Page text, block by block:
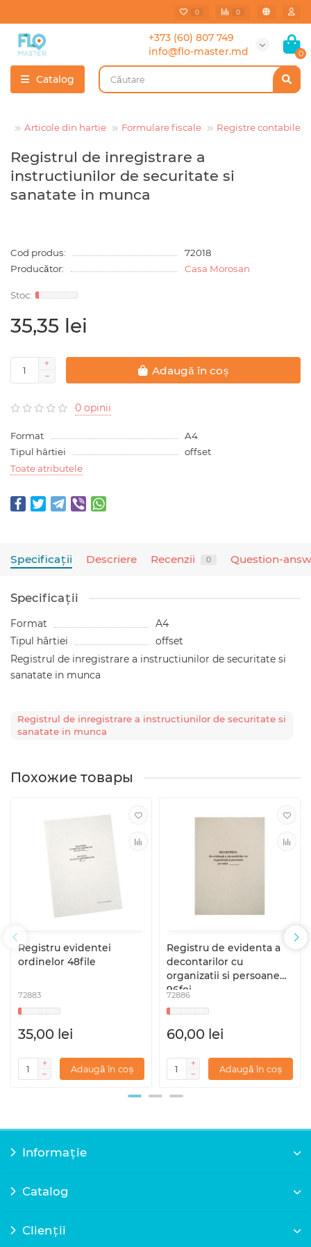
0 0
+373 (60) 807 749
info@flo-master.md
0
Catalog
Articole din hartie Formulare fiscale Registre contabile
Registrul de inregistrare a
instructiunilor de securitate si
sanatate in munca
Cod produs:
72018
Producător:
Casa Morosan
35,35 lei
Adaugă în coș
0 opinii
Format
A4
Tipul hârtiei
offset
Toate atributele
Specificaţii Descriere Recenzii 0 Question-
Specificaţii
Format
A4
Tipul hârtiei
offset
Registrul de inregistrare a instructiunilor de securitate si
sanatate in munca
Registrul de inregistrare a instructiunilor de securitate si
sanatate in munca
Похожие товары
Registru evidentei
ordinelor 48file
72883
35,00 lei
Adaugă în coș
Registru de evidenta a
decontarilor cu
organizatii si persoane
96foi
72886
60,00 lei
Adaugă în coș
Informație
Catalog
Clienții